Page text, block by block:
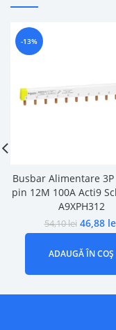
-13%
Busbar Alimentare
pin 12M 100A Acti9
A9XPH312
54,10lei 46,88
ADAUGĂ ÎN COȘ